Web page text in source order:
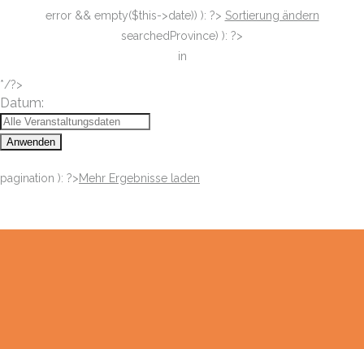
error && empty($this->date)) ): ?> Sortierung ändern
searchedProvince) ): ?>
in
*/?>
Datum:
Anwenden
pagination ): ?>Mehr Ergebnisse laden